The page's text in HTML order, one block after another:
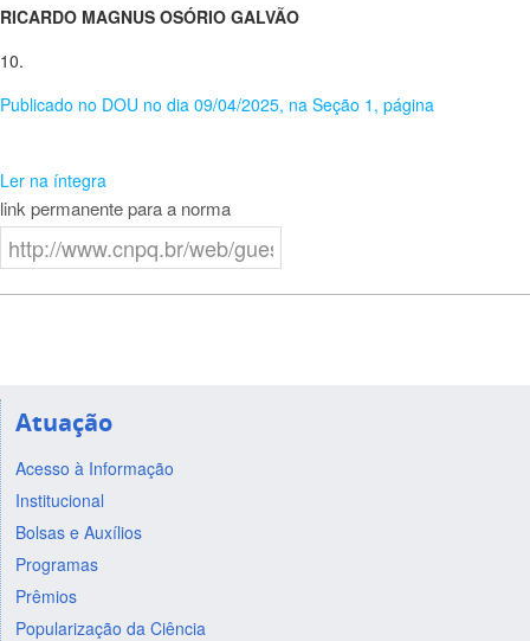
RICARDO MAGNUS OSÓRIO GALVÃO
10.
Publicado no DOU no dia 09/04/2025, na Seção 1, página
Ler na íntegra
link permanente para a norma
Atuação
Acesso à Informação
Institucional
Bolsas e Auxílios
Programas
Prêmios
Popularização da Ciência